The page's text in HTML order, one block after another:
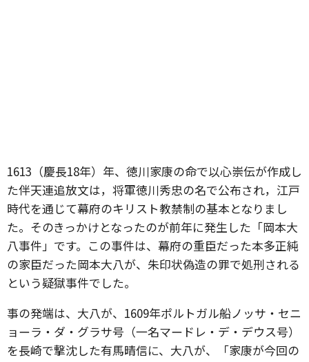
1613（慶長18年）年、徳川家康の命で以心崇伝が作成し
た伴天連追放文は，将軍徳川秀忠の名で公布され，江戸
時代を通じて幕府のキリスト教禁制の基本となりまし
た。そのきっかけとなったのが前年に発生した「岡本大
八事件」です。この事件は、幕府の重臣だった本多正純
の家臣だった岡本大八が、朱印状偽造の罪で処刑される
という疑獄事件でした。
事の発端は、大八が、1609年ポルトガル船ノッサ・セニ
ョーラ・ダ・グラサ号（一名マードレ・デ・デウス号）
を長崎で撃沈した有馬晴信に、大八が、「家康が今回の